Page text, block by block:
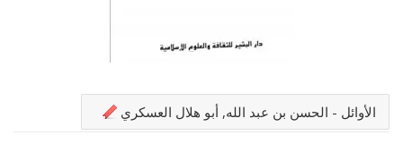
الأوائل - الحسن بن عبد الله, أبو هلال العسكري